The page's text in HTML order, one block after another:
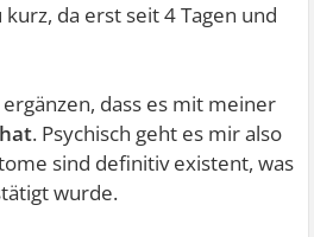
da erst seit 4 Tagen und
dass es mit meiner
. Psychisch geht es mir also
sind definitiv existent, was
wurde.